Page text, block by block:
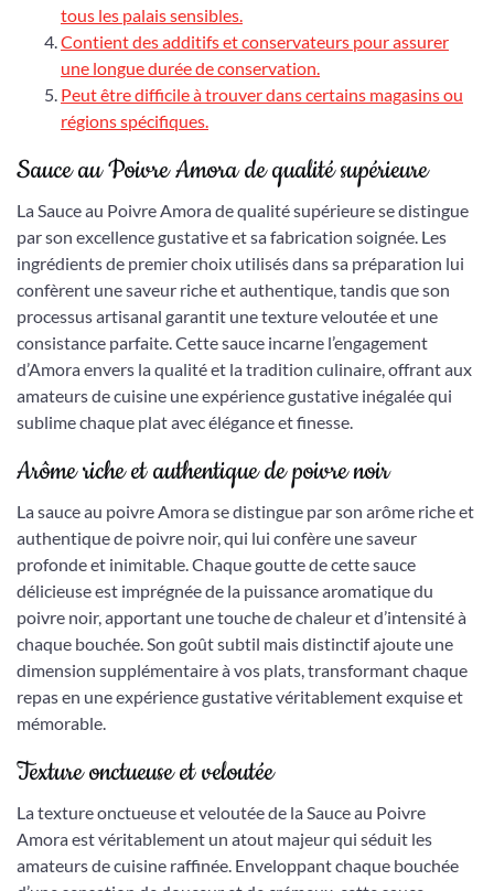
tous les palais sensibles.
Contient des additifs et conservateurs pour assurer
une longue durée de conservation.
Peut être difficile à trouver dans certains magasins ou
régions spécifiques.
Sauce au Poivre Amora de qualité supérieure
La Sauce au Poivre Amora de qualité supérieure se distingue
par son excellence gustative et sa fabrication soignée. Les
ingrédients de premier choix utilisés dans sa préparation lui
confèrent une saveur riche et authentique, tandis que son
processus artisanal garantit une texture veloutée et une
consistance parfaite. Cette sauce incarne l’engagement
d’Amora envers la qualité et la tradition culinaire, offrant aux
amateurs de cuisine une expérience gustative inégalée qui
sublime chaque plat avec élégance et finesse.
Arôme riche et authentique de poivre noir
La sauce au poivre Amora se distingue par son arôme riche et
authentique de poivre noir, qui lui confère une saveur
profonde et inimitable. Chaque goutte de cette sauce
délicieuse est imprégnée de la puissance aromatique du
poivre noir, apportant une touche de chaleur et d’intensité à
chaque bouchée. Son goût subtil mais distinctif ajoute une
dimension supplémentaire à vos plats, transformant chaque
repas en une expérience gustative véritablement exquise et
mémorable.
Texture onctueuse et veloutée
La texture onctueuse et veloutée de la Sauce au Poivre
Amora est véritablement un atout majeur qui séduit les
amateurs de cuisine raffinée. Enveloppant chaque bouchée